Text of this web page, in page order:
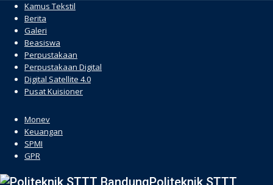
Kamus Tekstil
Berita
Galeri
Beasiswa
Perpustakaan
Perpustakaan Digital
Digital Satellite 4.0
Pusat Kuisioner
Monev
Keuangan
SPMI
GPR
Politeknik STTT